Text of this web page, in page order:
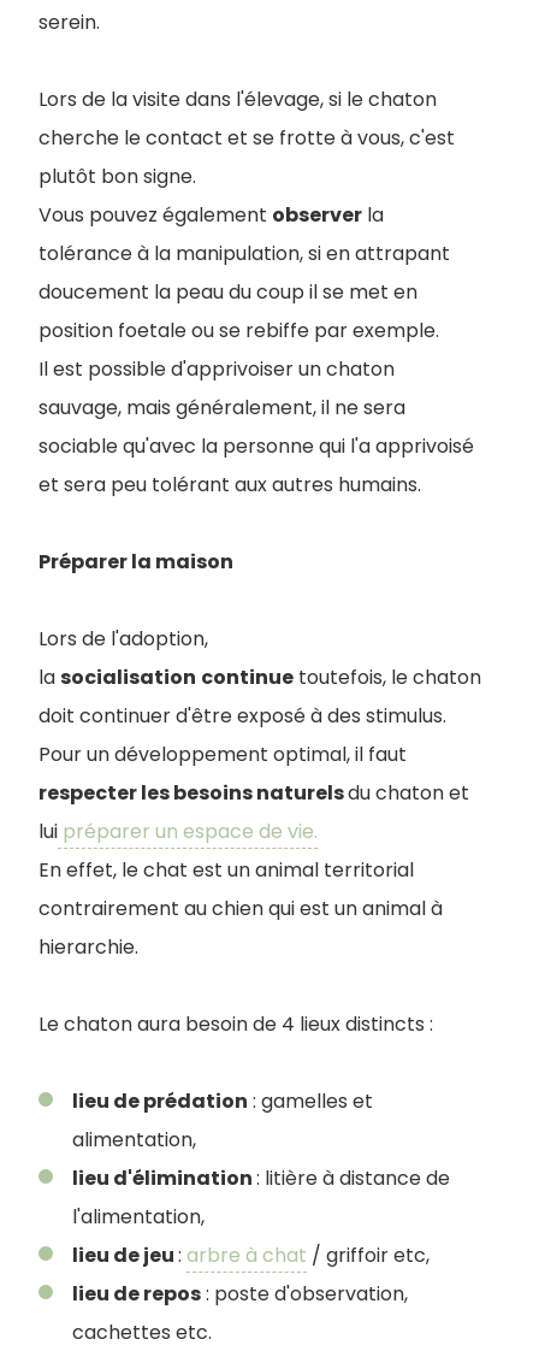
serein.
Lors de la visite dans l'élevage, si le chaton
cherche le contact et se frotte à vous, c'est
plutôt bon signe.
Vous pouvez également observer la
tolérance à la manipulation, si en attrapant
doucement la peau du coup il se met en
position foetale ou se rebiffe par exemple.
Il est possible d'apprivoiser un chaton
sauvage, mais généralement, il ne sera
sociable qu'avec la personne qui l'a apprivoisé
et sera peu tolérant aux autres humains.
Préparer la maison
Lors de l'adoption,
lasocialisation continue toutefois, le chaton
doit continuer d'être exposé à des stimulus.
Pour un développement optimal, il faut
respecter les besoins naturelsdu chaton et
lui préparer un espace de vie.
En effet, le chat est un animal territorial
contrairement au chien qui est un animal à
hierarchie.
Le chaton aura besoin de 4 lieux distincts :
lieu de prédation : gamelles et
alimentation,
lieu d'élimination: litière à distance de
l'alimentation,
lieu de jeu: arbre à chat / griffoir etc,
lieu de repos: poste d'observation,
cachettes etc.